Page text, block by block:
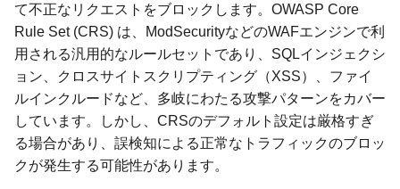
て不正なリクエストをブロックします。OWASP Core
Rule Set (CRS) は、ModSecurityなどのWAFエンジンで利
用される汎用的なルールセットであり、SQLインジェクシ
ョン、クロスサイトスクリプティング（XSS）、ファイ
ルインクルードなど、多岐にわたる攻撃パターンをカバー
しています。しかし、CRSのデフォルト設定は厳格すぎ
る場合があり、誤検知による正常なトラフィックのブロッ
クが発生する可能性があります。